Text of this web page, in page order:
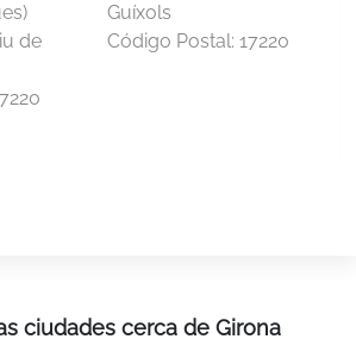
de
Guíxols
Código Postal: 17220
ciudades cerca de Girona